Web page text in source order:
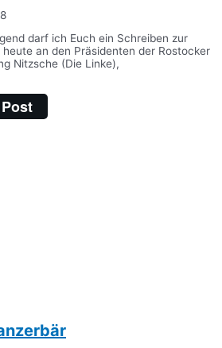
darf ich Euch ein Schreiben zur
an den Präsidenten der Rostocker
Nitzsche (Die Linke),
Post